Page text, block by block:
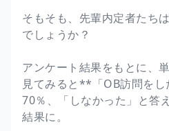
そもそも、先輩内定者たち
でしょうか？
アンケート結果をもとに、
見てみると**「OB訪問をし
70％、「しなかった」と答
結果に。